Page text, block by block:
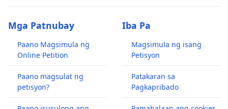
Mga Patnubay
Paano Magsimula ng
Online Petition
Paano magsulat ng
petisyon?
Iba Pa
Magsimula ng isang
Petisyon
Patakaran sa
Pagkapribado